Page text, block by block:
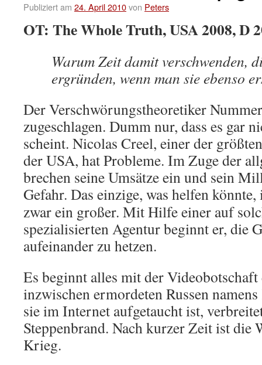
Publiziert am 24. April 2010von Peters
OT: The Whole Truth, USA 2008, D
Warum Zeit damit verschwenden,
ergründen, wenn man sie ebenso
Der Verschwörungstheoretiker
zugeschlagen. Dumm nur, dass es gar
scheint. Nicolas Creel, einer der
der USA, hat Probleme. Im Zuge der
brechen seine Umsätze ein und sein
Gefahr. Das einzige, was helfen
zwar ein großer. Mit Hilfe einer auf
spezialisierten Agentur beginnt er, die
aufeinander zu hetzen.
Es beginnt alles mit der
inzwischen ermordeten Russen
sie im Internet aufgetaucht ist,
Steppenbrand. Nach kurzer Zeit ist die
Krieg.